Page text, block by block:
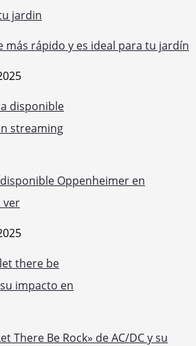
más rápido y es ideal para tu jardín
Oppenheimer en
ver
There Be Rock» de AC/DC y su